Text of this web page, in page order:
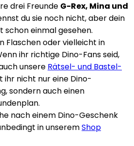
drei Freunde G-Rex, Mina und
du sie noch nicht, aber dein
schon einmal gesehen.
Flaschen oder vielleicht in
ihr richtige Dino-Fans seid,
unsere Rätsel- und Bastel-
ihr nicht nur eine Dino-
sondern auch einen
nach einem Dino-Geschenk
in unseremShop